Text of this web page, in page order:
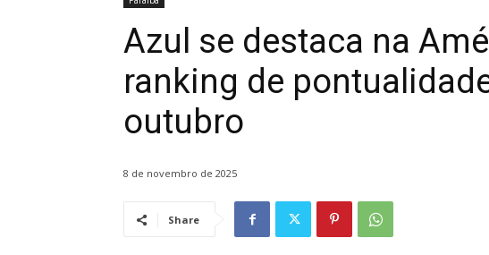
Azul se destaca na
ranking de
outubro
8 de novembro de 2025
Share